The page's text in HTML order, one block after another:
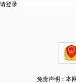
请登录
免责声明：本